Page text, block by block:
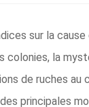
sur la
la
de ruches au
principales